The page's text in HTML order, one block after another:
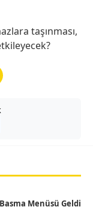
taşınması,
Menüsü Geldi